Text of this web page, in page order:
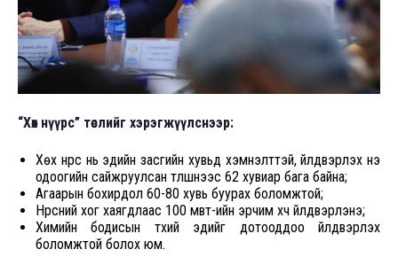
“Хөх нүүрс” төслийг хэрэгжүүлснээр:
Хөх нүүрс нь эдийн засгийн хувьд хэмнэлттэй, үйлдвэрлэх үнэ
одоогийн сайжруулсан түлшнээс 62 хувиар бага байна;
Агаарын бохирдол 60-80 хувь буурах боломжтой;
Нүүрсний хог хаягдлаас 100 мвт-ийн эрчим хүч үйлдвэрлэнэ;
Химийн бодисын түүхий эдийг дотооддоо үйлдвэрлэх
боломжтой болох юм.